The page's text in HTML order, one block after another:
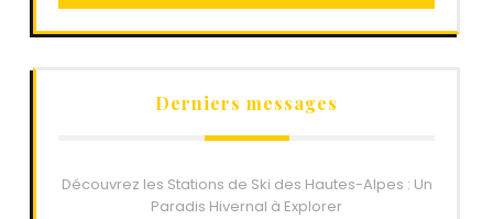
Derniers messages
Découvrez les Stations de Ski des Hautes-Alpes : Un
Paradis Hivernal à Explorer